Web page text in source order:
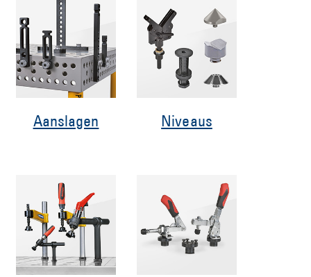
Aanslagen Niveaus